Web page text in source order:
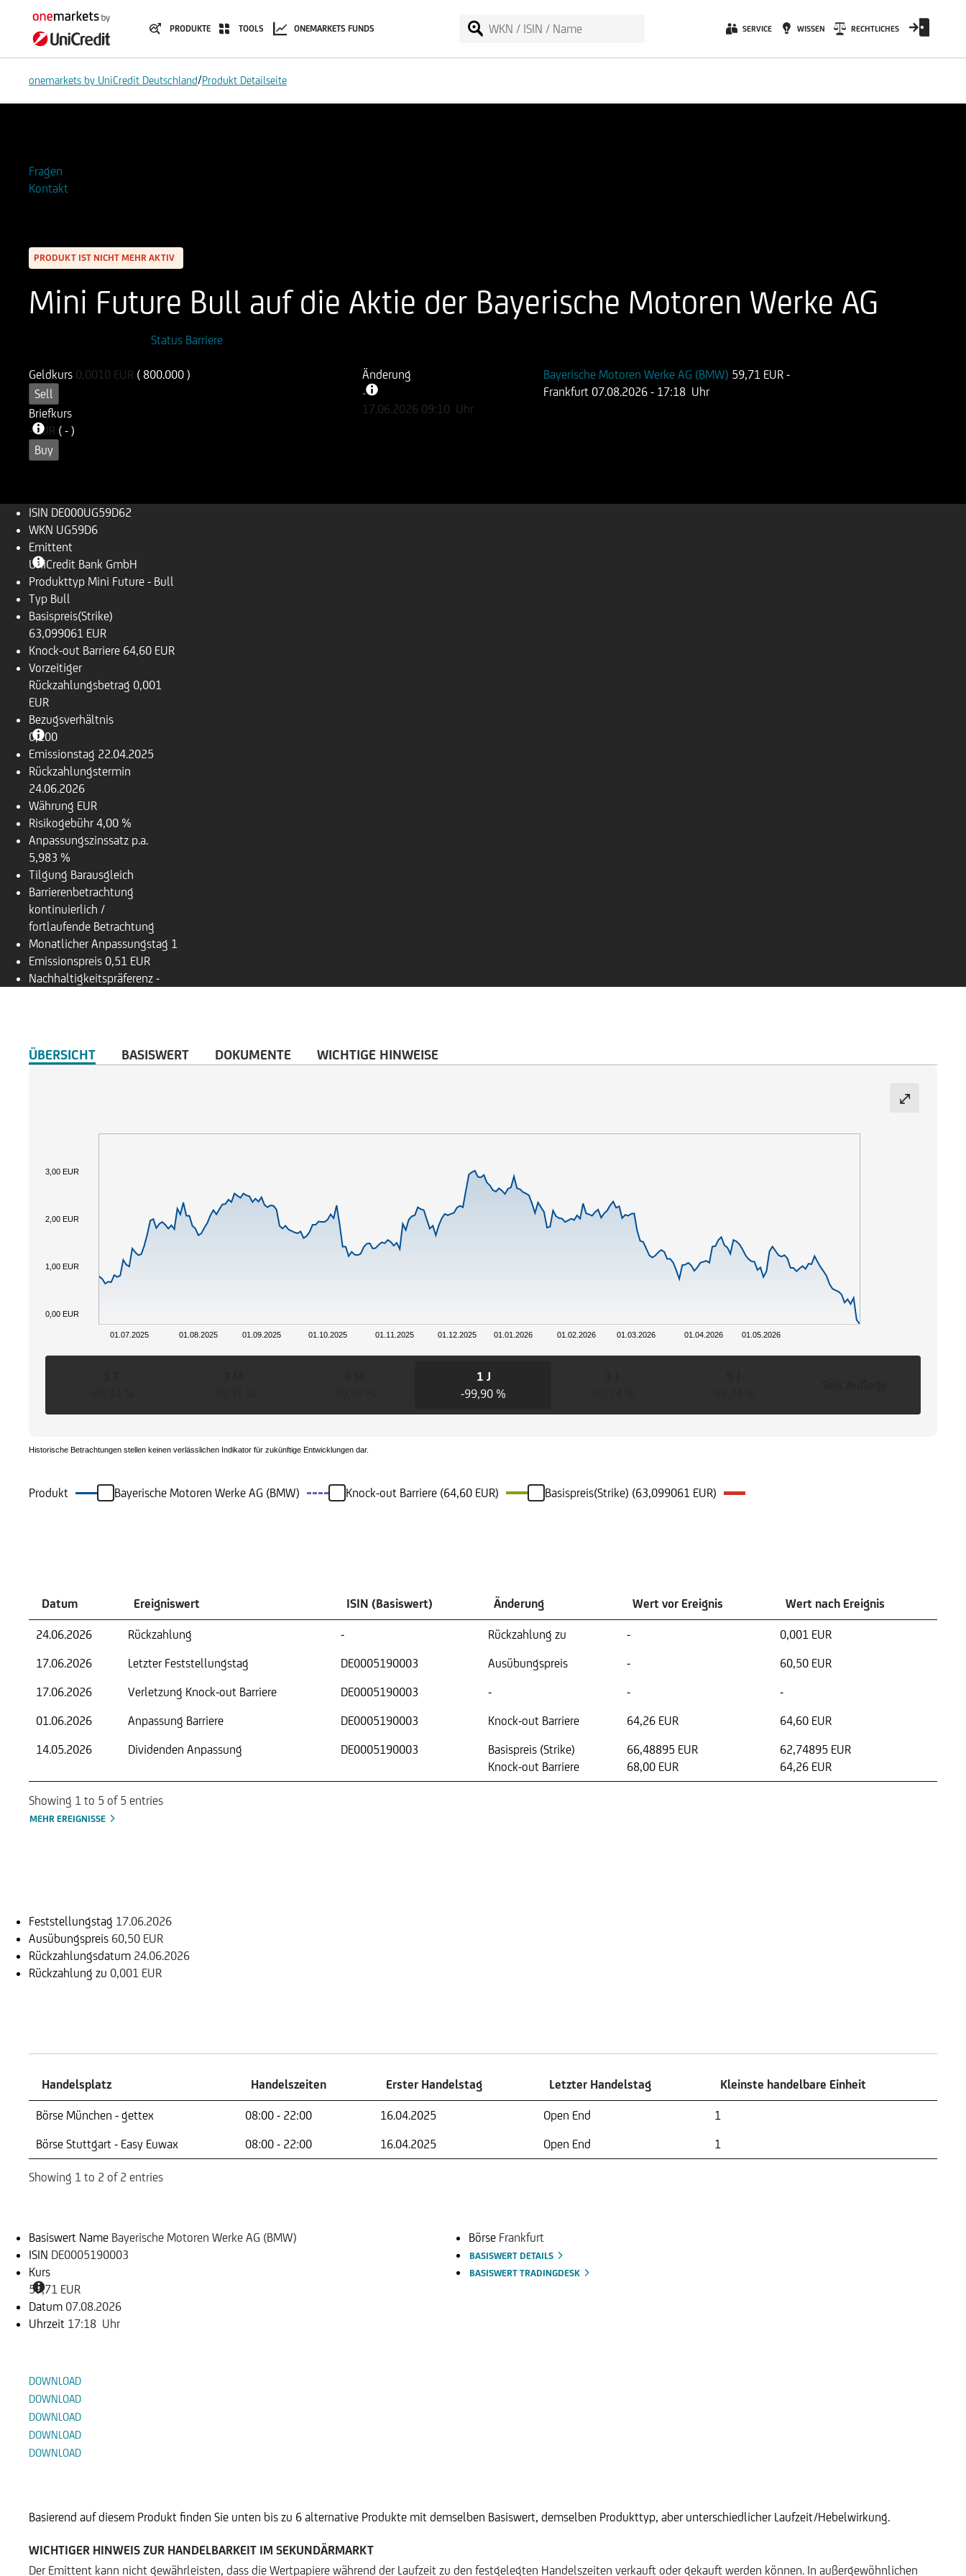
PRODUKTE TOOLS ONEMARKETS FUNDS SERVICE WISSEN RECHTLICHES
onemarkets by UniCredit Deutschland/Produkt Detailseite
Fragen
Kontakt
PRODUKT IST NICHT MEHR AKTIV
Mini Future Bull auf die Aktie der Bayerische Motoren Werke AG
Status Barriere
Geldkurs 0,0010 EUR ( 800.000 )
Sell
Briefkurs
-EUR ( - )
Buy
Änderung
--
17.06.2026 09:10 Uhr
Bayerische Motoren Werke AG (BMW) 59,71 EUR -
Frankfurt 07.08.2026 - 17:18 Uhr
ISIN DE000UG59D62
WKN UG59D6
Emittent
UniCredit Bank GmbH
Produkttyp Mini Future - Bull
Typ Bull
Basispreis(Strike)
63,099061 EUR
Knock-out Barriere 64,60 EUR
Vorzeitiger
Rückzahlungsbetrag 0,001
EUR
Bezugsverhältnis
0,100
Emissionstag 22.04.2025
Rückzahlungstermin
24.06.2026
Währung EUR
Risikogebühr 4,00 %
Anpassungszinssatz p.a.
5,983 %
Tilgung Barausgleich
Barrierenbetrachtung
kontinuierlich /
fortlaufende Betrachtung
Monatlicher Anpassungstag 1
Emissionspreis 0,51 EUR
Nachhaltigkeitspräferenz -
ÜBERSICHT BASISWERT DOKUMENTE WICHTIGE HINWEISE
01.07.2025 01.08.2025 01.09.2025 01.10.2025 01.11.2025 01.12.2025 01.01.2026 01.02.2026 01.03.2026 01.04.2026 01.05.2026
0,00 EUR
1,00 EUR
2,00 EUR
3,00 EUR
1 J
-99,90 %
Historische Betrachtungen stellen keinen verlässlichen Indikator für zukünftige Entwicklungen dar.
Produkt Bayerische Motoren Werke AG (BMW) Knock-out Barriere (64,60 EUR) Basispreis(Strike) (63,099061 EUR)
Datum Ereigniswert ISIN (Basiswert) Änderung Wert vor Ereignis Wert nach Ereignis
24.06.2026 Rückzahlung - Rückzahlung zu -
0,001 EUR
17.06.2026
Letzter Feststellungstag DE0005190003 Ausübungspreis -
60,50 EUR
17.06.2026
Verletzung Knock-out Barriere DE0005190003 - -
-
01.06.2026
Anpassung Barriere DE0005190003 Knock-out Barriere 64,26 EUR
64,60 EUR
14.05.2026
Dividenden Anpassung DE0005190003
Basispreis (Strike)
Knock-out Barriere
66,48895 EUR
68,00 EUR
62,74895 EUR
64,26 EUR
Showing 1 to 5 of 5 entries
MEHR EREIGNISSE
Feststellungstag 17.06.2026
Ausübungspreis 60,50 EUR
Rückzahlungsdatum 24.06.2026
Rückzahlung zu 0,001 EUR
Handelsplatz Handelszeiten Erster Handelstag Letzter Handelstag
Kleinste handelbare Einheit
Handelsplatz
Handelszeiten Erster Handelstag Letzter Handelstag
Börse München - gettex 08:00 - 22:00 16.04.2025 Open End
1
Börse Stuttgart - Easy Euwax
08:00 - 22:00 16.04.2025 Open End 1
Showing 1 to 2 of 2 entries
Basiswert Name Bayerische Motoren Werke AG (BMW)
ISIN DE0005190003
Kurs
59,71 EUR
Datum 07.08.2026
Uhrzeit 17:18 Uhr
Börse Frankfurt
BASISWERT DETAILS
BASISWERT TRADINGDESK
DOWNLOAD
DOWNLOAD
DOWNLOAD
DOWNLOAD
DOWNLOAD
Basierend auf diesem Produkt finden Sie unten bis zu 6 alternative Produkte mit demselben Basiswert, demselben Produkttyp, aber unterschiedlicher Laufzeit/Hebelwirkung.
WICHTIGER HINWEIS ZUR HANDELBARKEIT IM SEKUNDÄRMARKT
Der Emittent kann nicht gewährleisten, dass die Wertpapiere während der Laufzeit zu den festgelegten Handelszeiten verkauft oder gekauft werden können. In außergewöhnlichen